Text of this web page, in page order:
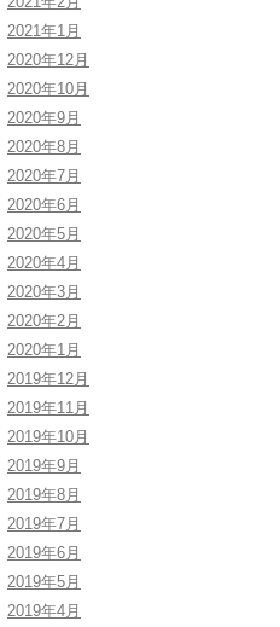
2021年1月
2020年12月
2020年10月
2020年9月
2020年8月
2020年7月
2020年6月
2020年5月
2020年4月
2020年3月
2020年2月
2020年1月
2019年12月
2019年11月
2019年10月
2019年9月
2019年8月
2019年7月
2019年6月
2019年5月
2019年4月